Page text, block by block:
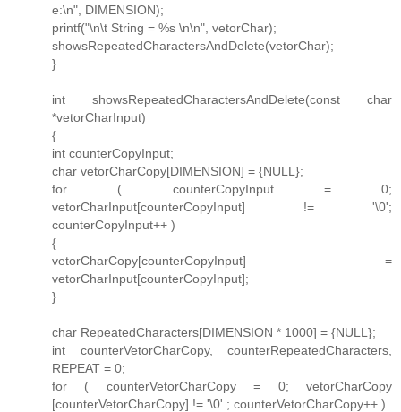
e:\n", DIMENSION);
printf("\n\t String = %s \n\n", vetorChar);
showsRepeatedCharactersAndDelete(vetorChar);
}
int showsRepeatedCharactersAndDelete(const char
*vetorCharInput)
{
int counterCopyInput;
char vetorCharCopy[DIMENSION] = {NULL};
for ( counterCopyInput = 0;
vetorCharInput[counterCopyInput] != '\0';
counterCopyInput++ )
{
vetorCharCopy[counterCopyInput] =
vetorCharInput[counterCopyInput];
}
char RepeatedCharacters[DIMENSION * 1000] = {NULL};
int counterVetorCharCopy, counterRepeatedCharacters,
REPEAT = 0;
for ( counterVetorCharCopy = 0; vetorCharCopy
[counterVetorCharCopy] != '\0' ; counterVetorCharCopy++ )